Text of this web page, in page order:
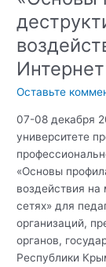
Оставьте
07-08 декабря
университете
«Основы
воздействия
сетях» для
организаций,
органов,
Республики